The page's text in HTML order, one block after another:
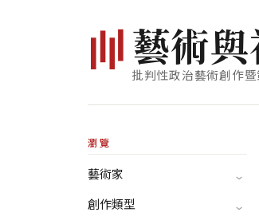
藝術與
批判性政治藝術創作
瀏覽
藝術家
創作類型